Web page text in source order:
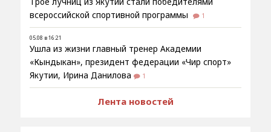
всероссийской спортивной программы
1
05.08 в 16:21
Ушла из жизни главный тренер Академии
«Кындыкан», президент федерации «Чир спорт»
Якутии, Ирина Данилова
1
Лента новостей